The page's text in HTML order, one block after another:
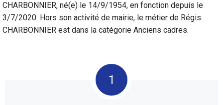
CHARBONNIER, né(e) le 14/9/1954, en fonction depuis le
3/7/2020. Hors son activité de mairie, le métier de Régis
CHARBONNIER est dans la catégorie Anciens cadres.